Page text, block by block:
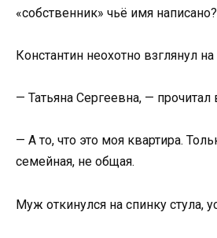
«собственник» чьё имя написано?
Константин неохотно взглянул
— Татьяна Сергеевна, — прочитал
— А то, что это моя квартира.
семейная, не общая.
Муж откинулся на спинку стула,